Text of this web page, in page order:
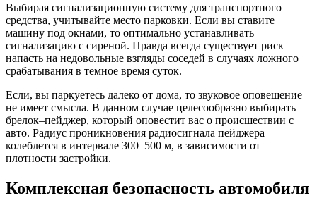
Выбирая сигнализационную систему для транспортного
средства, учитывайте место парковки. Если вы ставите
машину под окнами, то оптимально устанавливать
сигнализацию с сиреной. Правда всегда существует риск
напасть на недовольные взгляды соседей в случаях ложного
срабатывания в темное время суток.
Если, вы паркуетесь далеко от дома, то звуковое оповещение
не имеет смысла. В данном случае целесообразно выбирать
брелок–пейджер, который оповестит вас о происшествии с
авто. Радиус проникновения радиосигнала пейджера
колеблется в интервале 300–500 м, в зависимости от
плотности застройки.
Комплексная безопасность автомобиля